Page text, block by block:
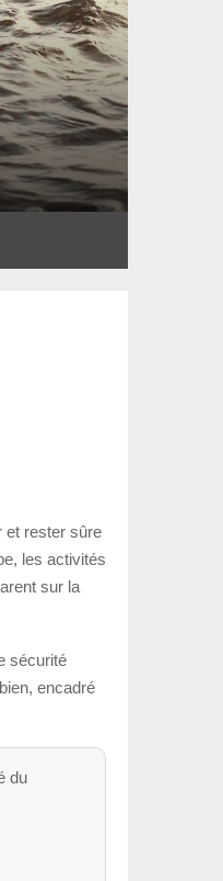
et rester sûre
les activités
sur la
sécurité
encadré
du